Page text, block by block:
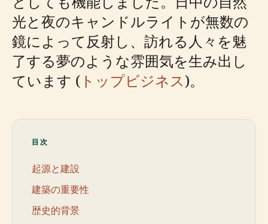
光と夜のキャンドルライトが無数の
鏡によって反射し、訪れる人々を魅
了する夢のような雰囲気を生み出し
ています ( トップビジネス)。
目次
起源と建設
建築の重要性
歴史的背景